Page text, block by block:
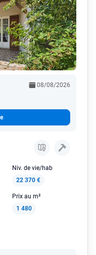
08/08/2026
Niv. de vie/hab
22 370 €
Prix au m²
1 480